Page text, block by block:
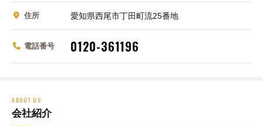
住所 愛知県西尾市丁田町流25番地
電話番号 0120-361196
ABOUT US
会社紹介